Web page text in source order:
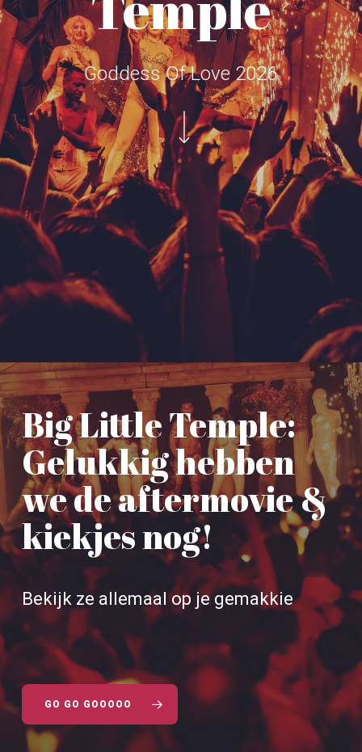
Goddess Of Love 2026
Navigate to the next section
Big Little Temple:
Gelukkig hebben
we de aftermovie &
kiekjes nog!
Bekijk ze allemaal op je gemakkie
GO GO GOOOOO